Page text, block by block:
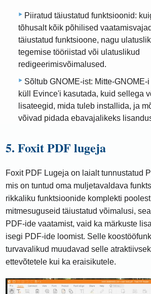
Piiratud täiustatud funktsioonid:
tõhusalt kõik põhilised
täiustatud funktsioone, nagu
tegemise tööriistad või ulatuslikud
redigeerimisvõimalused.
Sõltub GNOME-ist: Mitte-GNOME-
küll Evince'i kasutada, kuid sellega
lisateegid, mida tuleb installida, ja
võivad pidada ebavajalikeks
5. Foxit PDF lugeja
Foxit PDF Lugeja on laialt tunnustatud
mis on tuntud oma muljetavaldava
rikkaliku funktsioonide komplekti
mitmesuguseid täiustatud võimalusi,
PDF-ide vaatamist, vaid ka märkuste
isegi PDF-ide loomist. Selle
turvavalikud muudavad selle
ettevõtetele kui ka eraisikutele.